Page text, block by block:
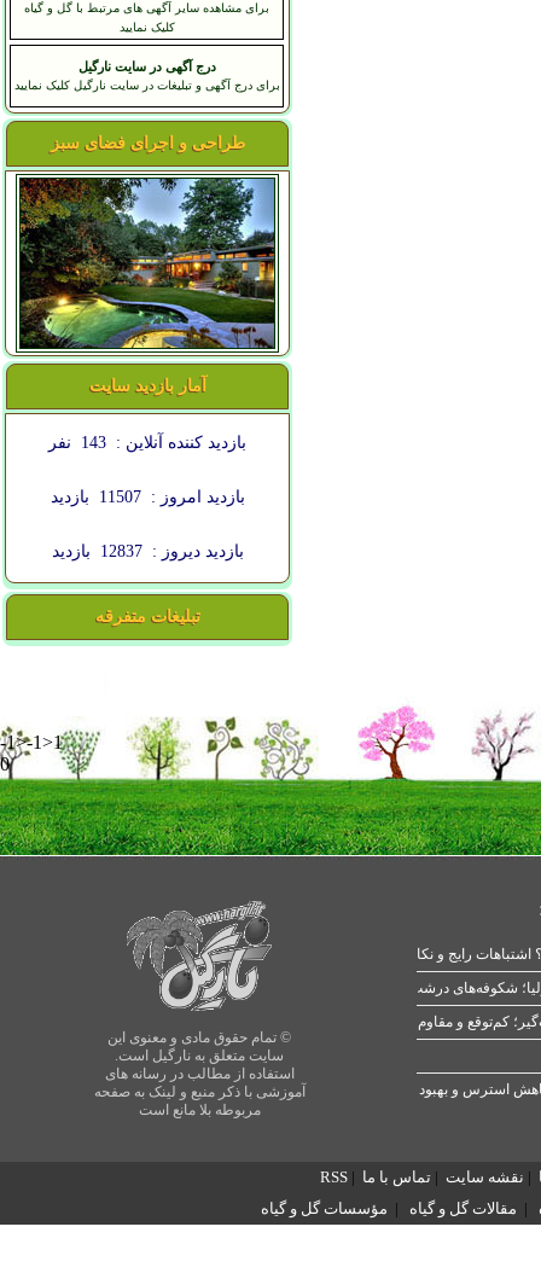
برای مشاهده سایر آگهی های مرتبط با گل و گیاه
کلیک نمایید
درج آگهی در سایت نارگیل
برای درج آگهی و تبلیغات در سایت نارگیل کلیک نمایید
طراحی و اجرای فضای سبز
آمار بازدید سایت
بازدید کننده آنلاین : 143 نفر
بازدید امروز : 11507 بازدید
بازدید دیروز : 12837 بازدید
تبلیغات متفرقه
-1>-1>1
0
© تمام حقوق مادی و معنوی این
سایت متعلق به نارگیل است.
استفاده از مطالب در رسانه های
آموزشی با ذکر منبع و لینک به صفحه
مربوطه بلا مانع است
رایج و نکات طلایی
شکوفه‌های درشت در بهار
| نقشه سایت | تماس با ما |
RSS
| مقالات گل و گیاه | مؤسسات گل و گیاه